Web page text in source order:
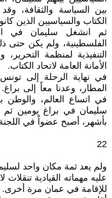
بين السياسة والثقافة،
الكتاب والسياسيين الذين
ثم انشغل سليمان في
الفلسطينية، ولم يكن حتى
التنفيذية لمنظمة
الأمانة العامة لاتحاد الكتاب.
في نهاية الرحلة إلى
المطار، وعدنا معاً إلى
في اتساع العالم، والوطن
سليمان في براغ يومين
بأشهر، أصبح عضواً في اللجنة
22
ولم يعد ثمة مكان واحد
عليه مهماته القيادية تنقلات
للإقامة في عمان مرة أخرى.